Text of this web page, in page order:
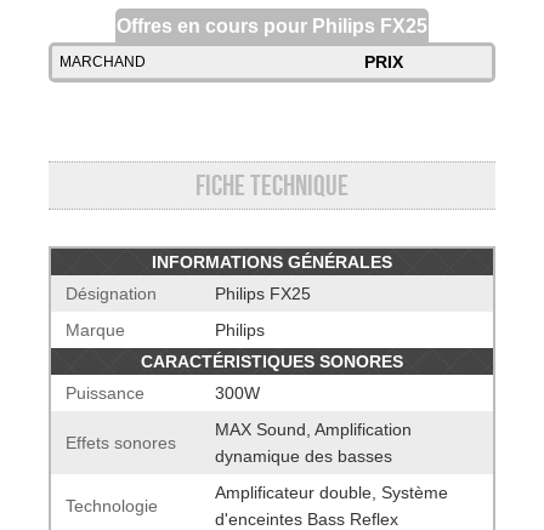
Offres en cours pour Philips FX25
MARCHAND PRIX
Fiche technique
INFORMATIONS GÉNÉRALES
Désignation
Philips FX25
Marque
Philips
CARACTÉRISTIQUES SONORES
Puissance
300W
Effets sonores
MAX Sound, Amplification
dynamique des basses
Technologie
Amplificateur double, Système
d'enceintes Bass Reflex